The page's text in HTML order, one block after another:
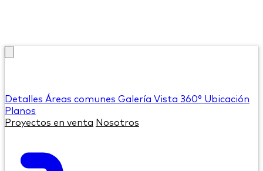
Detalles Áreas comunes Galería Vista 360° Ubicación
Planos
Proyectos en venta Nosotros